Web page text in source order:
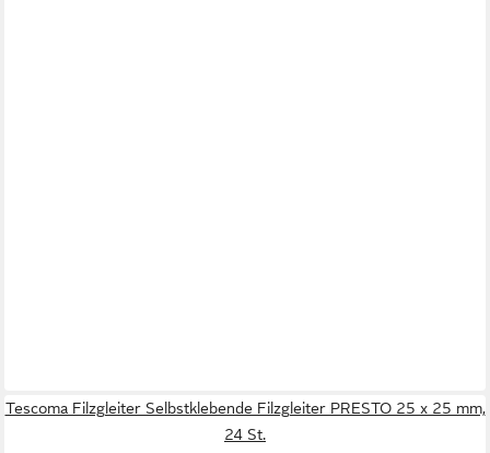
Tescoma Filzgleiter Selbstklebende Filzgleiter PRESTO 25 x 25 mm,
24 St.